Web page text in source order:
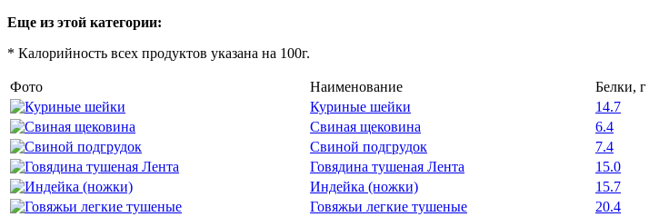
Еще из этой категории:
* Калорийность всех продуктов указана на 100г.
Фото Наименование Белки, г
Куриные шейки
14.7
Свиная щековина
6.4
Свиной подгрудок
7.4
Говядина тушеная Лента
15.0
Индейка (ножки)
15.7
Говяжьи легкие тушеные
20.4